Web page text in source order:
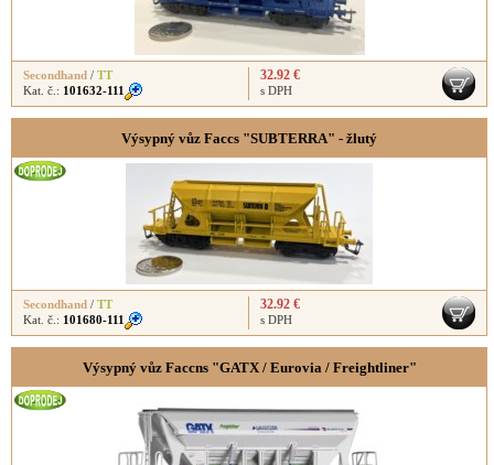
Secondhand / TT
Kat. č.: 101632-111
32.92 €
s DPH
Výsypný vůz Faccs "SUBTERRA" - žlutý
Secondhand / TT
Kat. č.: 101680-111
32.92 €
s DPH
Výsypný vůz Faccns "GATX / Eurovia / Freightliner"